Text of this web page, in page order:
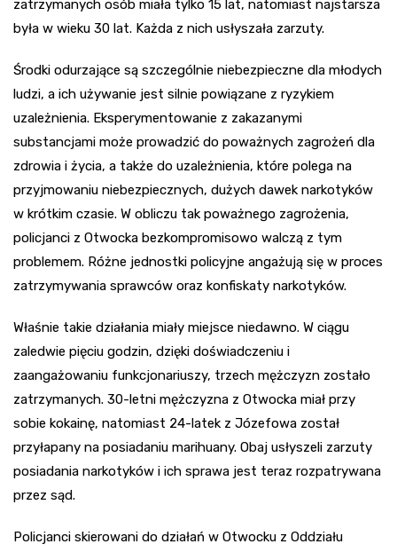
zatrzymanych osób miała tylko 15 lat, natomiast najstarsza
była w wieku 30 lat. Każda z nich usłyszała zarzuty.
Środki odurzające są szczególnie niebezpieczne dla młodych
ludzi, a ich używanie jest silnie powiązane z ryzykiem
uzależnienia. Eksperymentowanie z zakazanymi
substancjami może prowadzić do poważnych zagrożeń dla
zdrowia i życia, a także do uzależnienia, które polega na
przyjmowaniu niebezpiecznych, dużych dawek narkotyków
w krótkim czasie. W obliczu tak poważnego zagrożenia,
policjanci z Otwocka bezkompromisowo walczą z tym
problemem. Różne jednostki policyjne angażują się w proces
zatrzymywania sprawców oraz konfiskaty narkotyków.
Właśnie takie działania miały miejsce niedawno. W ciągu
zaledwie pięciu godzin, dzięki doświadczeniu i
zaangażowaniu funkcjonariuszy, trzech mężczyzn zostało
zatrzymanych. 30-letni mężczyzna z Otwocka miał przy
sobie kokainę, natomiast 24-latek z Józefowa został
przyłapany na posiadaniu marihuany. Obaj usłyszeli zarzuty
posiadania narkotyków i ich sprawa jest teraz rozpatrywana
przez sąd.
Policjanci skierowani do działań w Otwocku z Oddziału